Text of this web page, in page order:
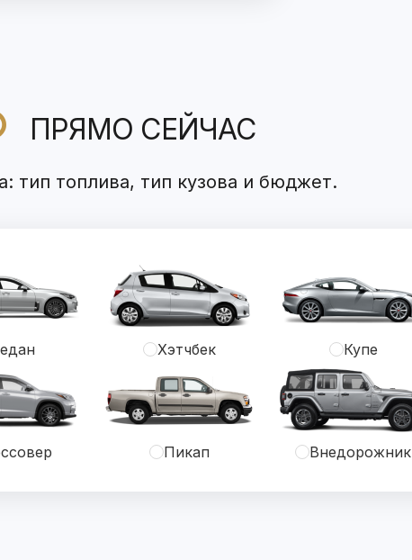
ПРЯМО СЕЙЧАС
тип топлива, тип кузова и бюджет.
Хэтчбек Купе
Пикап Внедорожник